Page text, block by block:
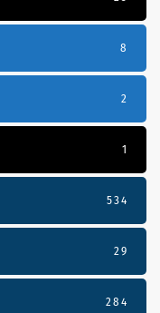
8
2
1
534
29
284